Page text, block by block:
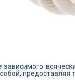
предоставляя